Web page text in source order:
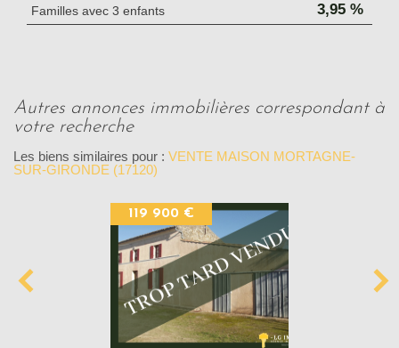
Familles avec 3 enfants 3,95 %
autres annonces immobilières correspondant à
votre recherche
Les biens similaires pour : VENTE MAISON MORTAGNE-
SUR-GIRONDE (17120)
119 900 €